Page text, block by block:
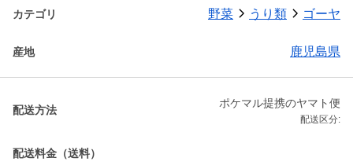
カテゴリ 野菜 うり類 ゴーヤ
産地 鹿児島県
配送方法
ポケマル提携のヤマト便
配送区分:
配送料金（送料）